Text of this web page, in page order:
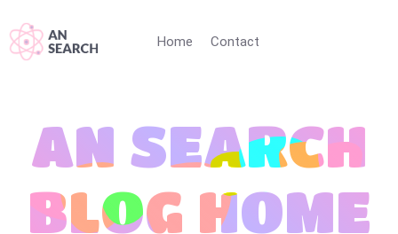
Home Contact
AN SEARCH
BLOG HOME